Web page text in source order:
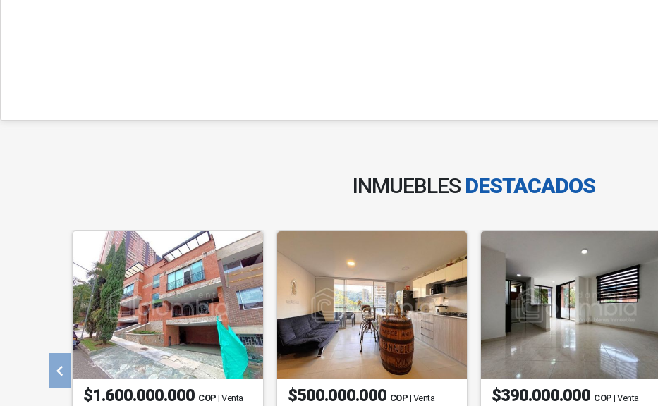
INMUEBLES DESTACADOS
$1.600.000.000 COP | Venta $500.000.000 COP | Venta $390.000.000 COP | Venta